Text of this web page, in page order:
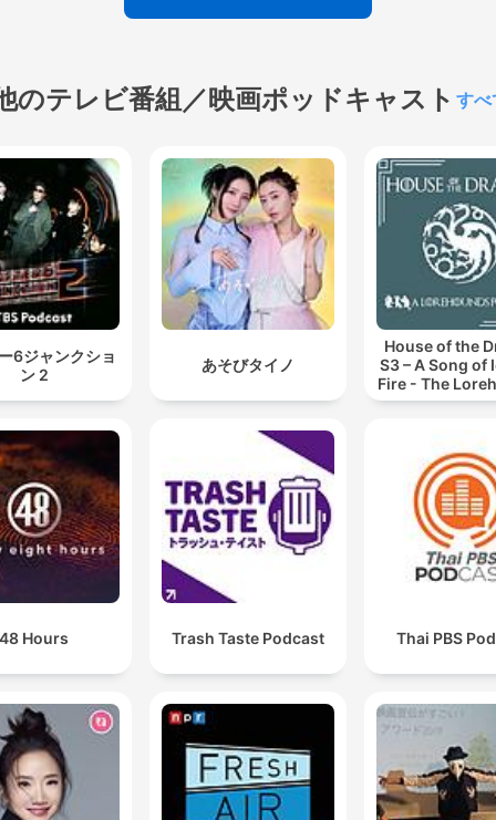
のテレビ番組／映画ポッドキャスト すべ
6ジャンクショ
ン 2
あそびタイノ
House of the
S3 – A Song of
Fire - The
48 Hours Trash Taste Podcast Thai PBS